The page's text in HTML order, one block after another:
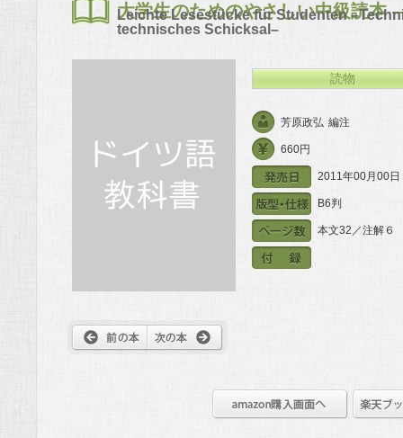
大学生のためのやさしい中級読
読物
Leichte Lesestücke für Studenten
technisches Schicksal–
660円
芳原政弘 編注
2011年00月00日
B6判
本文32／注解６